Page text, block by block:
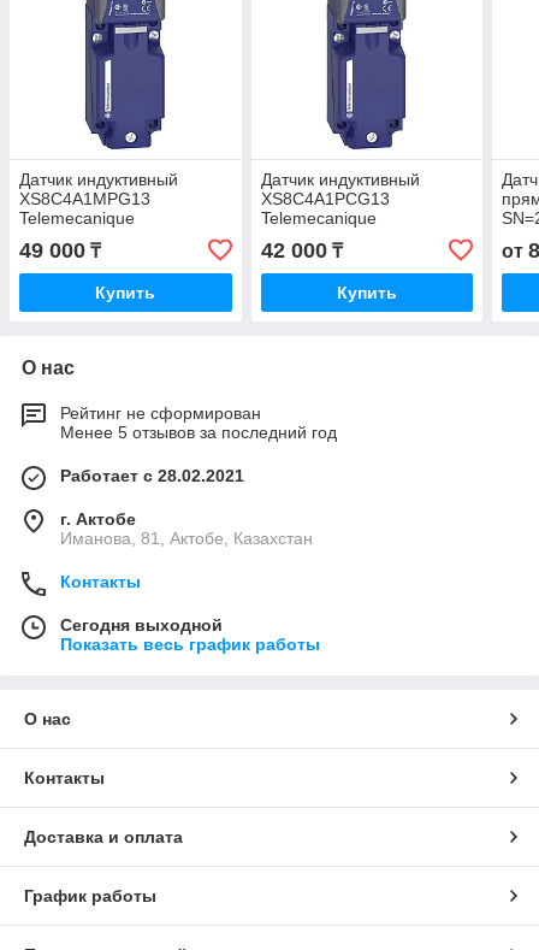
Датчик индуктивный
XS8C4A1MPG13
Telemecanique
49 000 ₸
Купить
Датчик индуктивный
XS8C4A1PCG13
Telemecanique
42 000₸
Купить
от
О нас
Рейтинг не сформирован
Менее 5 отзывов за последний год
Работает с 28.02.2021
г. Актобе
Иманова, 81, Актобе, Казахстан
Контакты
Сегодня выходной
Показать весь график работы
О нас
Контакты
Доставка и оплата
График работы